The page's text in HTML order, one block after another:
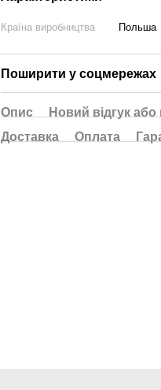
Країна виробництва Польша
Поширити у соцмережах
Опис
Новий відгук
Доставка
Оплата